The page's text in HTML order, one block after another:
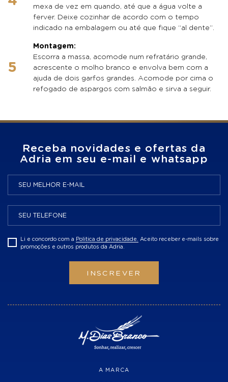
mexa de vez em quando, até que a água volte a
ferver. Deixe cozinhar de acordo com o tempo
indicado na embalagem ou até que fique “al dente”.
Montagem:
Escorra a massa, acomode num refratário grande,
acrescente o molho branco e envolva bem com a
ajuda de dois garfos grandes. Acomode por cima o
refogado de aspargos com salmão e sirva a seguir.
Receba novidades e ofertas da
Adria em seu e-mail e whatsapp
Li e concordo com a Politica de privacidade.
Aceito receber e-mails sobre
promoções e outros produtos da Adria.
INSCREVER
A MARCA